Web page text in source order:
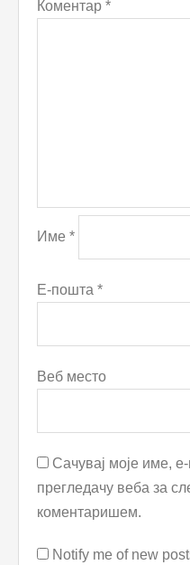
Коментар *
Име *
Е-пошта *
Веб место
Сачувај моје име,
прегледачу веба за
коментаришем.
Notify me of new